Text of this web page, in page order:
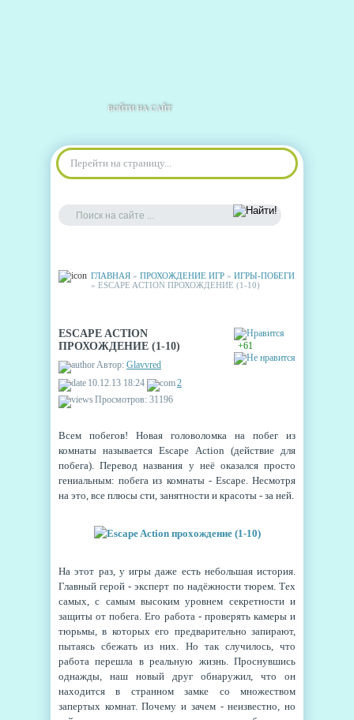
ВОЙТИ НА САЙТ
Перейти на страницу...
ГЛАВНАЯ » ПРОХОЖДЕНИЕ ИГР » ИГРЫ-ПОБЕГИ
» ESCAPE ACTION ПРОХОЖДЕНИЕ (1-10)
+61
ESCAPE ACTION
ПРОХОЖДЕНИЕ (1-10)
Автор: Glavvred
10.12.13 18:24
2
Просмотров: 31196
Всем побегов! Новая головоломка на побег из
комнаты называется Escape Action (действие для
побега). Перевод названия у неё оказался просто
гениальным: побега из комнаты - Escape. Несмотря
на это, все плюсы сти, занятности и красоты - за ней.
На этот раз, у игры даже есть небольшая история.
Главный герой - эксперт по надёжности тюрем. Тех
самых, с самым высоким уровнем секретности и
защиты от побега. Его работа - проверять камеры и
тюрьмы, в которых его предварительно запирают,
пытаясь сбежать из них. Но так случилось, что
работа перешла в реальную жизнь. Проснувшись
однажды, наш новый друг обнаружил, что он
находится в странном замке со множеством
запертых комнат. Почему и зачем - неизвестно, но